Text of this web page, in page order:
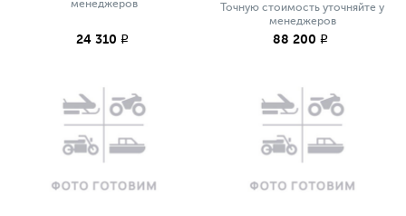
менеджеров
24 310 q
Точную стоимость уточняйте у
менеджеров
88 200 q